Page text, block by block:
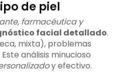
de piel
farmacéutica y
facial detallado.
mixta), problemas
análisis minucioso
y efectivo.